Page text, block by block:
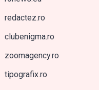
redactez.ro
clubenigma.ro
zoomagency.ro
tipografix.ro